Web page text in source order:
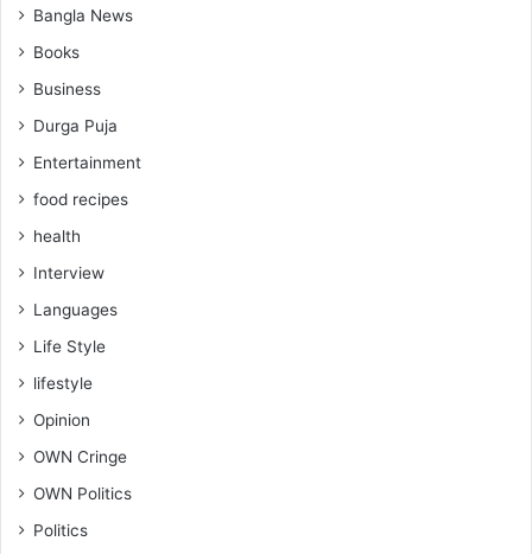
Bangla News
Books
Business
Durga Puja
Entertainment
food recipes
health
Interview
Languages
Life Style
lifestyle
Opinion
OWN Cringe
OWN Politics
Politics